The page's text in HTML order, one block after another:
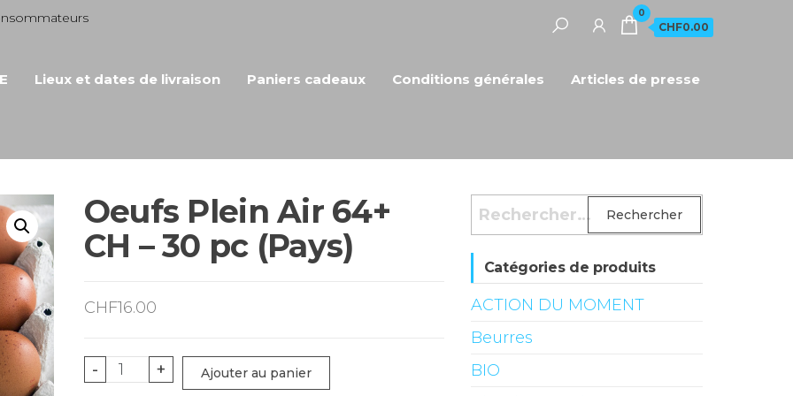
0
CHF0.00
Lieux et dates de livraison Paniers cadeaux Conditions générales Articles de presse
Oeufs Plein Air 64+
CH – 30 pc (Pays)
CHF16.00
-
quantité
+ Ajouter au panier
Rechercher :
Catégories de produits
ACTION DU MOMENT
Beurres
BIO